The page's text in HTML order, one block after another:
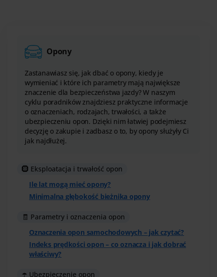
Opony
Zastanawiasz się, jak dbać o opony, kiedy je
wymieniać i które ich parametry mają największe
znaczenie dla bezpieczeństwa jazdy? W naszym
cyklu poradników znajdziesz praktyczne informacje
o oznaczeniach, rodzajach, trwałości, a także
ubezpieczeniu opon. Dzięki nim łatwiej podejmiesz
decyzję o zakupie i zadbasz o to, by opony służyły Ci
jak najdłużej.
🛞 Eksploatacja i trwałość opon
Ile lat mogą mieć opony?
Minimalna głębokość bieżnika opony
🧾 Parametry i oznaczenia opon
Oznaczenia opon samochodowych – jak czytać?
Indeks prędkości opon – co oznacza i jak dobrać
właściwy?
☂️ Ubezpieczenie opon